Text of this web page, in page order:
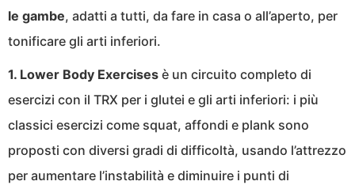
le gambe, adatti a tutti, da fare in casa o all’aperto, per
tonificare gli arti inferiori.
1. Lower Body Exercises è un circuito completo di
esercizi con il TRX per i glutei e gli arti inferiori: i più
classici esercizi come squat, affondi e plank sono
proposti con diversi gradi di difficoltà, usando l’attrezzo
per aumentare l’instabilità e diminuire i punti di